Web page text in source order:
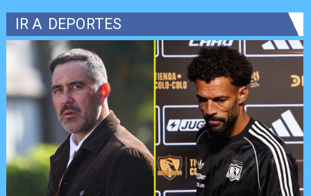
IR A DEPORTES